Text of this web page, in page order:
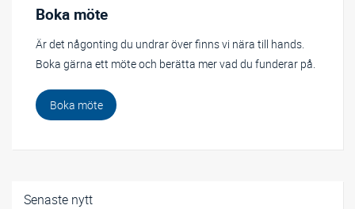
Boka möte
Är det någonting du undrar över finns vi nära till hands.
Boka gärna ett möte och berätta mer vad du funderar på.
Boka möte
Senaste nytt